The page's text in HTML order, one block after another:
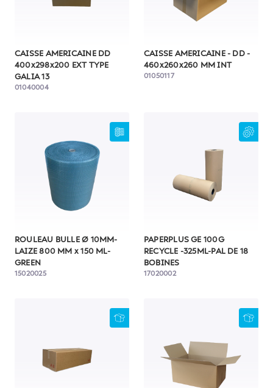
CAISSE AMERICAINE DD
400x298x200 EXT TYPE
GALIA 13
01040004
CAISSE AMERICAINE - DD -
460x260x260 MM INT
01050117
ROULEAU BULLE Ø 10MM-
LAIZE 800 MM x 150 ML-
GREEN
15020025
PAPERPLUS GE 100G
RECYCLE -325ML-PAL DE 18
BOBINES
17020002